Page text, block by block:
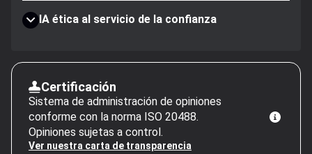
IA ética al servicio de la confianza
Certificación
Sistema de administración de opiniones
conforme con la norma ISO 20488.
Opiniones sujetas a control.
Ver nuestra carta de transparencia